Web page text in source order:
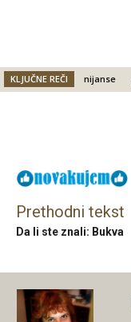
KLJUČNE REČI nijanse
Prethodni tekst
Da li ste znali: Bukva